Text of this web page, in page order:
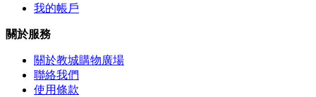
我的帳戶
關於服務
關於教城購物廣場
聯絡我們
使用條款